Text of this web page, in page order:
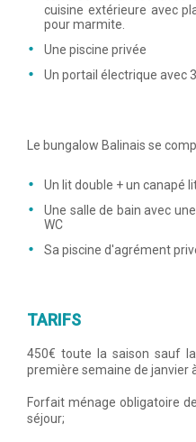
cuisine extérieure avec
pour marmite.
Une piscine privée
Un portail électrique avec
Le bungalow Balinais se
Un lit double + un canapé
Une salle de bain avec
WC
Sa piscine d'agrément
TARIFS
450€ toute la saison sauf
première semaine de janvier
Forfait ménage obligatoire
séjour;